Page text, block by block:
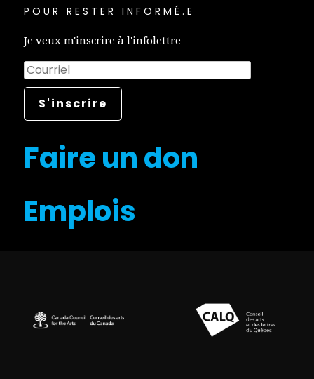
POUR RESTER INFORMÉ.E
Je veux m'inscrire à l'infolettre
Faire un don
Emplois